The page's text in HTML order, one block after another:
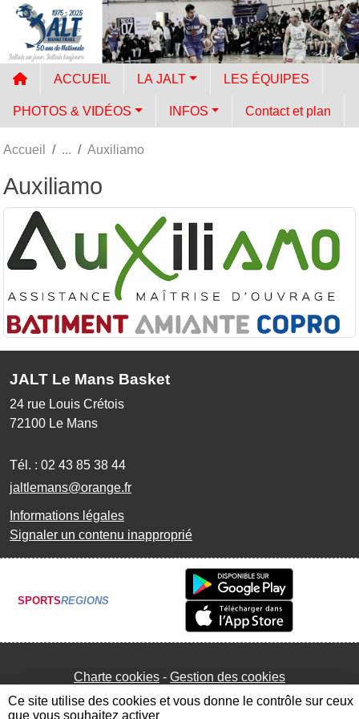
ACCUEIL LA JALT LES ÉQUIPES
PHOTOS & VIDÉOS INFOS Contact et plan
Accueil Auxiliamo
Auxiliamo
JALT Le Mans Basket
24 rue Louis Crétois
72100 Le Mans
Tél. : 02 43 85 38 44
jaltlemans@orange.fr
Informations légales
Signaler un contenu inapproprié
SPORTSREGIONS
Charte cookies Gestion des cookies
Panneau de gestion des cookies
Ce site utilise des cookies et vous donne le contrôle sur ceux
que vous souhaitez activer